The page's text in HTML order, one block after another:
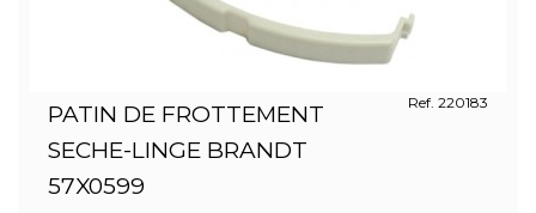
PATIN DE FROTTEMENT
SECHE-LINGE BRANDT
57X0599
Ref. 220183